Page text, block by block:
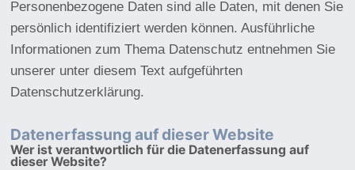
Personenbezogene Daten sind alle Daten, mit denen Sie
persönlich identifiziert werden können. Ausführliche
Informationen zum Thema Datenschutz entnehmen Sie
unserer unter diesem Text aufgeführten
Datenschutzerklärung.
Datenerfassung auf dieser Website
Wer ist verantwortlich für die Datenerfassung auf
dieser Website?